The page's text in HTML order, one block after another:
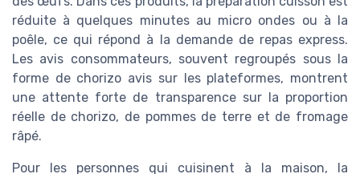
réduite à quelques minutes au micro ondes ou à la
poêle, ce qui répond à la demande de repas express.
Les avis consommateurs, souvent regroupés sous la
forme de chorizo avis sur les plateformes, montrent
une attente forte de transparence sur la proportion
réelle de chorizo, de pommes de terre et de fromage
râpé.
Pour les personnes qui cuisinent à la maison, la